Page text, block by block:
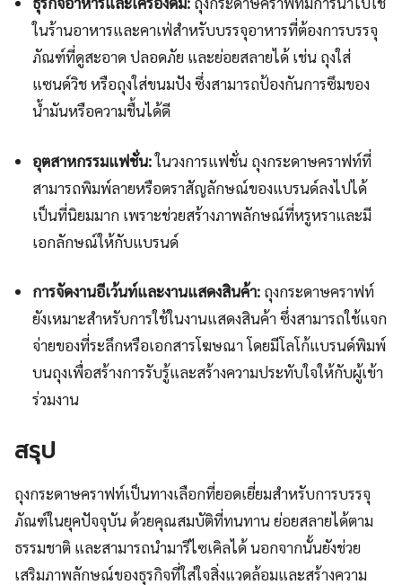
ในร้านอาหารและคาเฟ่สำหรับบรรจุอาหารที่ต้องการบรรจุ
ภัณฑ์ที่ดูสะอาด ปลอดภัย และย่อยสลายได้ เช่น ถุงใส่
แซนด์วิช หรือถุงใส่ขนมปัง ซึ่งสามารถป้องกันการซึมของ
น้ำมันหรือความชื้นได้ดี
อุตสาหกรรมแฟชั่น:ในวงการแฟชั่น ถุงกระดาษคราฟท์ที่
สามารถพิมพ์ลายหรือตราสัญลักษณ์ของแบรนด์ลงไปได้
เป็นที่นิยมมาก เพราะช่วยสร้างภาพลักษณ์ที่หรูหราและมี
เอกลักษณ์ให้กับแบรนด์
การจัดงานอีเว้นท์และงานแสดงสินค้า: ถุงกระดาษคราฟท์
ยังเหมาะสำหรับการใช้ในงานแสดงสินค้า ซึ่งสามารถใช้แจก
จ่ายของที่ระลึกหรือเอกสารโฆษณา โดยมีโลโก้แบรนด์พิมพ์
บนถุงเพื่อสร้างการรับรู้และสร้างความประทับใจให้กับผู้เข้า
ร่วมงาน
สรุป
ถุงกระดาษคราฟท์เป็นทางเลือกที่ยอดเยี่ยมสำหรับการบรรจุ
ภัณฑ์ในยุคปัจจุบัน ด้วยคุณสมบัติที่ทนทาน ย่อยสลายได้ตาม
ธรรมชาติ และสามารถนำมารีไซเคิลได้ นอกจากนั้นยังช่วย
เสริมภาพลักษณ์ของธุรกิจที่ใส่ใจสิ่งแวดล้อมและสร้างความ